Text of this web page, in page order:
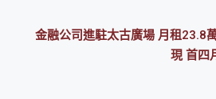
金融公司進駐太古廣場 月租23.8
現 首四